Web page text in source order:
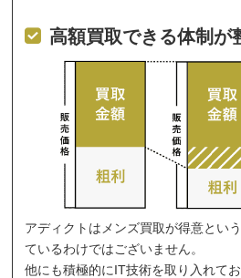
高額買取できる体制が
アディクトはメンズ買取が得意とい
ているわけではございません。
他にも積極的にIT技術を取り入れて